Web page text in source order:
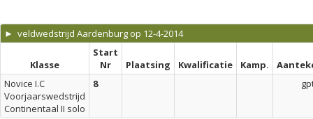
► veldwedstrijd Aardenburg op 12-4-2014
Klasse
Start
Nr
Plaatsing Kwalificatie Kamp.
Novice I.C
Voorjaarswedstrijd
Continentaal II solo
8